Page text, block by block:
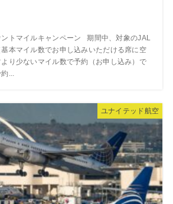
トマイルキャンペーン 期間中、対象のJAL
本マイル数でお申し込みいただける席に空
り少ないマイル数で予約（お申し込み）で
...
ユナイテッド航空